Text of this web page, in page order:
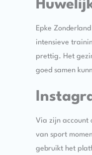
Epke
intensieve
prettig. Het
goed samen
Via zijn account
van sport
gebruikt het